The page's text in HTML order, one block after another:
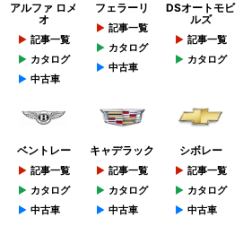
アルファ ロメ
オ
記事一覧
カタログ
中古車
フェラーリ
記事一覧
カタログ
中古車
DSオートモビ
ルズ
記事一覧
カタログ
ベントレー
記事一覧
カタログ
中古車
キャデラック
記事一覧
カタログ
中古車
シボレー
記事一覧
カタログ
中古車